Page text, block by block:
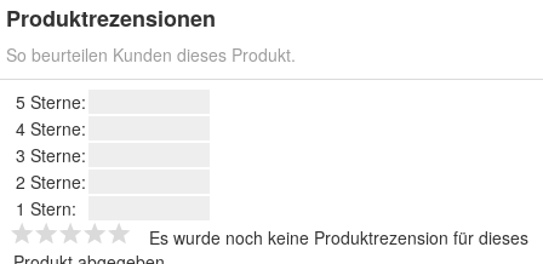
Produktrezensionen
So beurteilen Kunden dieses Produkt.
5 Sterne:
4 Sterne:
3 Sterne:
2 Sterne:
1 Stern:
Es wurde noch keine Produktrezension für dieses